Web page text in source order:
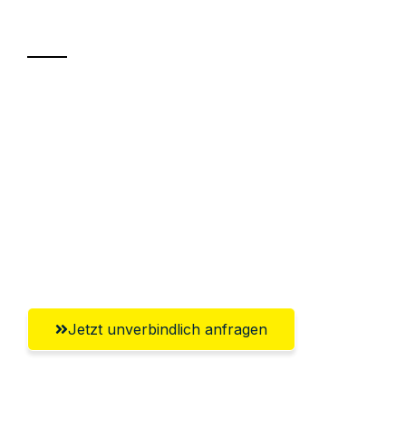
Jetzt unverbindlich anfragen